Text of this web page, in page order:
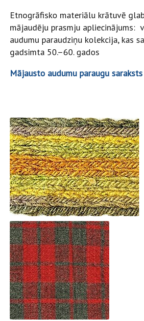
Etnogrāfisko materiālu krātuvē
mājaudēju prasmju apliecinājums:
audumu paraudziņu kolekcija, kas
gadsimta 50.–60. gados
Mājausto audumu paraugu saraksts